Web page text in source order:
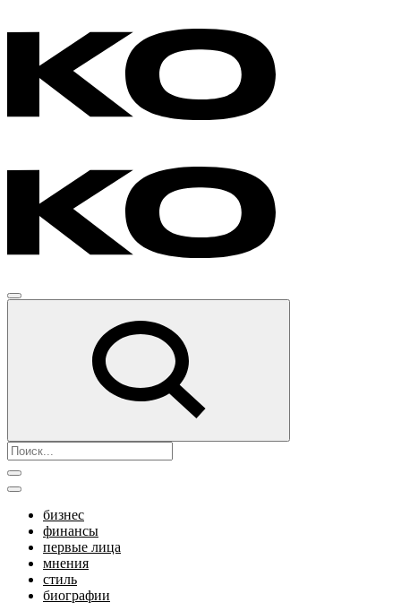
бизнес
финансы
первые лица
мнения
стиль
биографии